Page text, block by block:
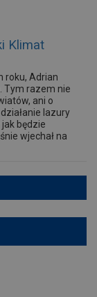
Klimat
roku, Adrian
Tym razem nie
ani o
lazury
będzie
wjechał na